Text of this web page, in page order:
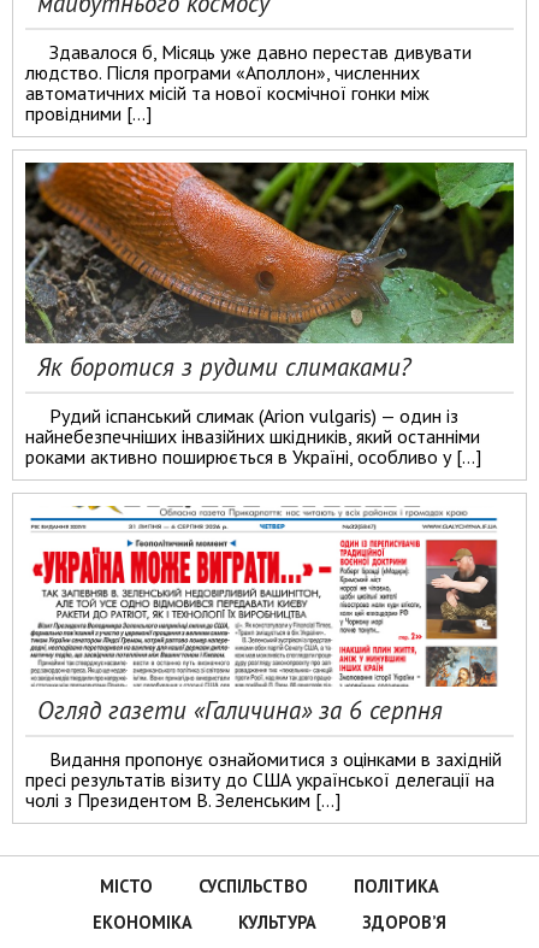
Здавалося б, Місяць уже давно перестав дивувати
людство. Після програми «Аполлон», численних
автоматичних місій та нової космічної гонки між
провідними […]
Як боротися з рудими слимаками?
Рудий іспанський слимак (Arion vulgaris) — один із
найнебезпечніших інвазійних шкідників, який останніми
роками активно поширюється в Україні, особливо у […]
Огляд газети «Галичина» за 6 серпня
Видання пропонує ознайомитися з оцінками в західній
пресі результатів візиту до США української делегації на
чолі з Президентом В. Зеленським […]
МІСТО СУСПІЛЬСТВО
ПОЛІТИКА
ЕКОНОМІКА
КУЛЬТУРА
ЗДОРОВ’Я